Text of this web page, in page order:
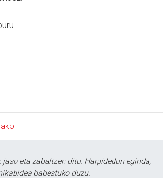
eta zabaltzen ditu. Harpidedun eginda,
babestuko duzu.